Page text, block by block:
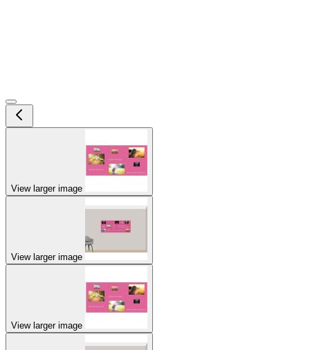
View larger image
View larger image
View larger image